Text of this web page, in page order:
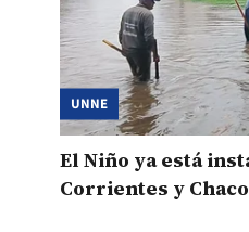
UNNE
El Niño ya está
Corrientes y Chaco